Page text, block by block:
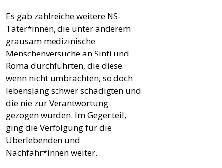
Es gab zahlreiche weitere NS-
Täter*innen, die unter anderem
grausam medizinische
Menschenversuche an Sinti und
Roma durchführten, die diese
wenn nicht umbrachten, so doch
lebenslang schwer schädigten und
die nie zur Verantwortung
gezogen wurden. Im Gegenteil,
ging die Verfolgung für die
Überlebenden und
Nachfahr*innen weiter.